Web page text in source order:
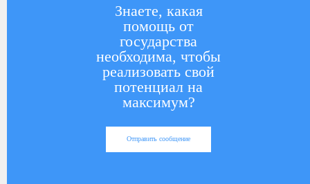
Знаете, какая
помощь от
государства
необходима, чтобы
реализовать свой
потенциал на
максимум?
Отправить сообщение